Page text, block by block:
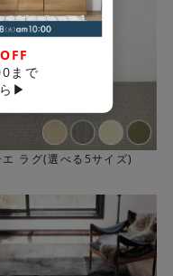
可能です。
ている為、床にもやさ
ているため、遊び毛
ーペットです。
エ ラグ(選べる5サイズ)
まで
▶